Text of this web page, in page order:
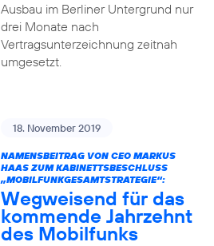
Ausbau im Berliner Untergrund nur
drei Monate nach
Vertragsunterzeichnung zeitnah
umgesetzt.
18. November 2019
NAMENSBEITRAG VON CEO MARKUS
HAAS ZUM KABINETTSBESCHLUSS
„MOBILFUNKGESAMTSTRATEGIE“:
Wegweisend für das
kommende Jahrzehnt
des Mobilfunks